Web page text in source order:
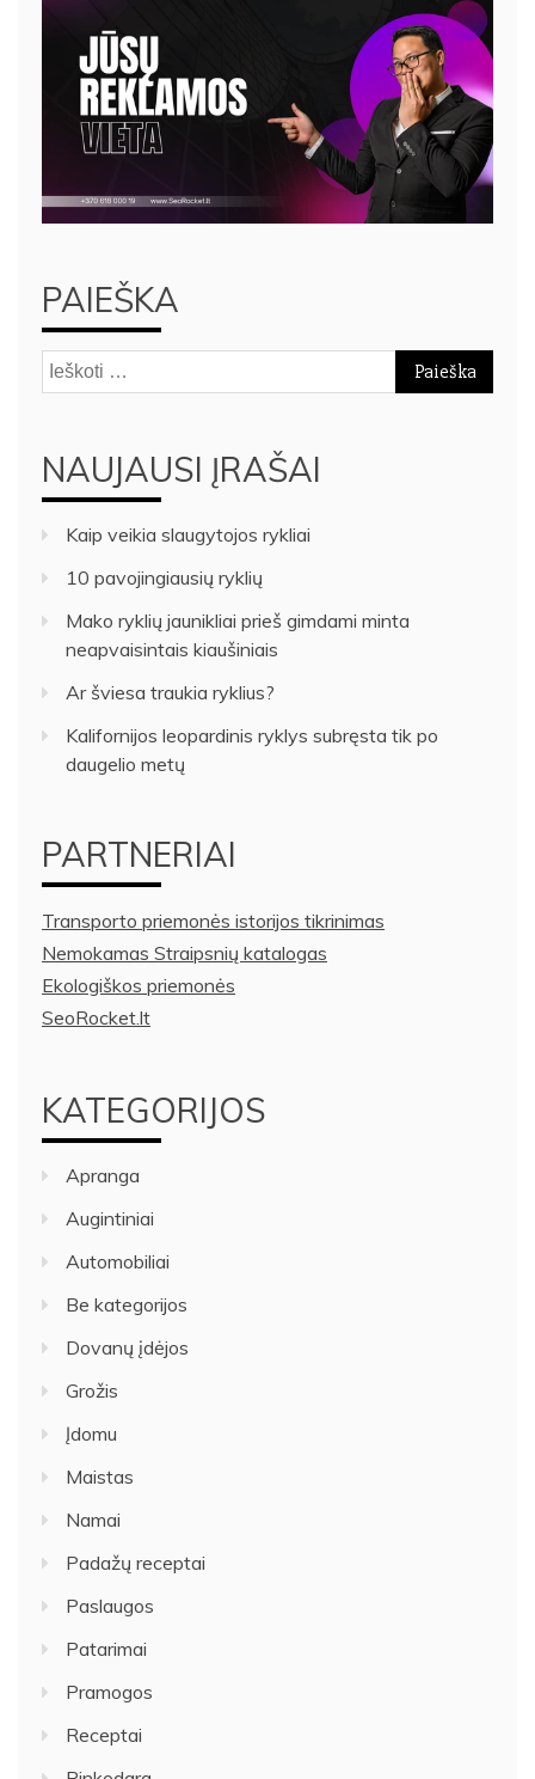
PAIEŠKA
Ieškoti:
NAUJAUSI ĮRAŠAI
Kaip veikia slaugytojos rykliai
10 pavojingiausių ryklių
Mako ryklių jaunikliai prieš gimdami minta
neapvaisintais kiaušiniais
Ar šviesa traukia ryklius?
Kalifornijos leopardinis ryklys subręsta tik po
daugelio metų
PARTNERIAI
Transporto priemonės istorijos tikrinimas
Nemokamas Straipsnių katalogas
Ekologiškos priemonės
SeoRocket.lt
KATEGORIJOS
Apranga
Augintiniai
Automobiliai
Be kategorijos
Dovanų įdėjos
Grožis
Įdomu
Maistas
Namai
Padažų receptai
Paslaugos
Patarimai
Pramogos
Receptai